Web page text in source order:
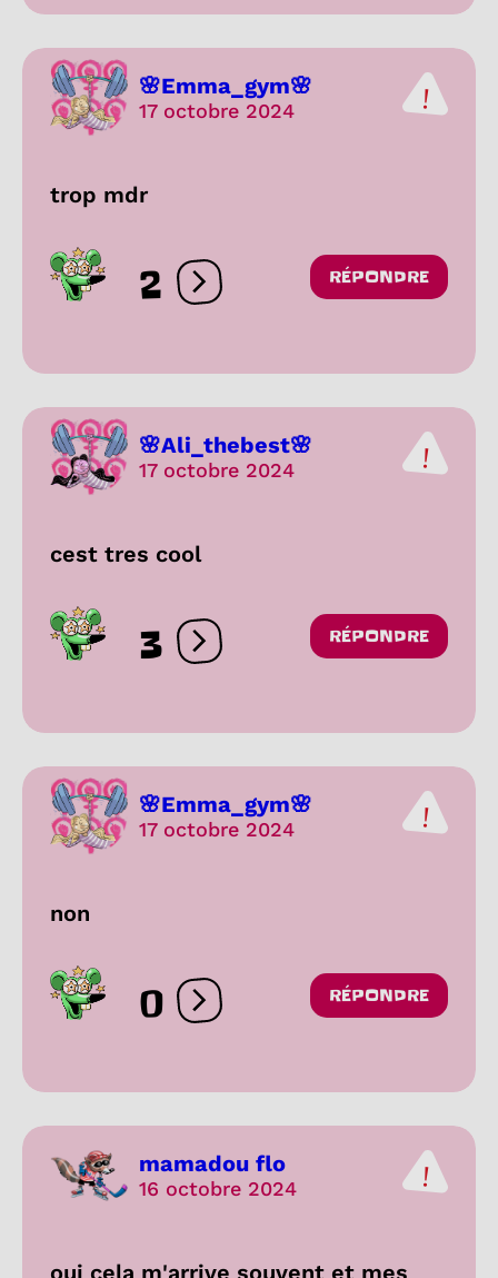
🌸Emma_gym🌸
17 octobre 2024
trop mdr
2 Ouvrir les réactions
RÉPONDRE
🌸Ali_thebest🌸
17 octobre 2024
cest tres cool
3 Ouvrir les réactions
RÉPONDRE
🌸Emma_gym🌸
17 octobre 2024
non
0 Ouvrir les réactions
RÉPONDRE
mamadou flo
16 octobre 2024
oui cela m'arrive souvent et mes